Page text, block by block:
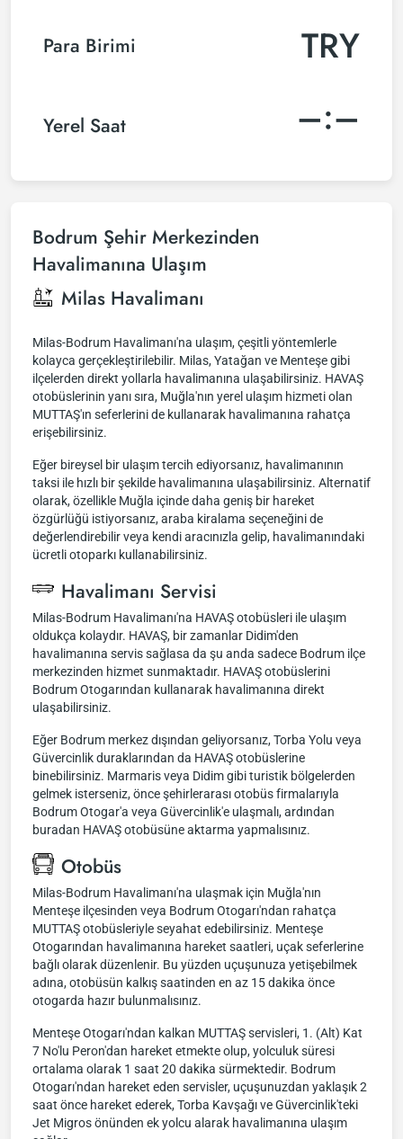
Para Birimi TRY
Yerel Saat –:–
Bodrum Şehir Merkezinden
Havalimanına Ulaşım
Milas Havalimanı
Milas-Bodrum Havalimanı'na ulaşım, çeşitli yöntemlerle
kolayca gerçekleştirilebilir. Milas, Yatağan ve Menteşe gibi
ilçelerden direkt yollarla havalimanına ulaşabilirsiniz. HAVAŞ
otobüslerinin yanı sıra, Muğla'nın yerel ulaşım hizmeti olan
MUTTAŞ'ın seferlerini de kullanarak havalimanına rahatça
erişebilirsiniz.
Eğer bireysel bir ulaşım tercih ediyorsanız, havalimanının
taksi ile hızlı bir şekilde havalimanına ulaşabilirsiniz. Alternatif
olarak, özellikle Muğla içinde daha geniş bir hareket
özgürlüğü istiyorsanız, araba kiralama seçeneğini de
değerlendirebilir veya kendi aracınızla gelip, havalimanındaki
ücretli otoparkı kullanabilirsiniz.
Havalimanı Servisi
Milas-Bodrum Havalimanı'na HAVAŞ otobüsleri ile ulaşım
oldukça kolaydır. HAVAŞ, bir zamanlar Didim'den
havalimanına servis sağlasa da şu anda sadece Bodrum ilçe
merkezinden hizmet sunmaktadır. HAVAŞ otobüslerini
Bodrum Otogarından kullanarak havalimanına direkt
ulaşabilirsiniz.
Eğer Bodrum merkez dışından geliyorsanız, Torba Yolu veya
Güvercinlik duraklarından da HAVAŞ otobüslerine
binebilirsiniz. Marmaris veya Didim gibi turistik bölgelerden
gelmek isterseniz, önce şehirlerarası otobüs firmalarıyla
Bodrum Otogar'a veya Güvercinlik'e ulaşmalı, ardından
buradan HAVAŞ otobüsüne aktarma yapmalısınız.
Otobüs
Milas-Bodrum Havalimanı'na ulaşmak için Muğla'nın
Menteşe ilçesinden veya Bodrum Otogarı'ndan rahatça
MUTTAŞ otobüsleriyle seyahat edebilirsiniz. Menteşe
Otogarından havalimanına hareket saatleri, uçak seferlerine
bağlı olarak düzenlenir. Bu yüzden uçuşunuza yetişebilmek
adına, otobüsün kalkış saatinden en az 15 dakika önce
otogarda hazır bulunmalısınız.
Menteşe Otogarı'ndan kalkan MUTTAŞ servisleri, 1. (Alt) Kat
7 No'lu Peron'dan hareket etmekte olup, yolculuk süresi
ortalama olarak 1 saat 20 dakika sürmektedir. Bodrum
Otogarı'ndan hareket eden servisler, uçuşunuzdan yaklaşık 2
saat önce hareket ederek, Torba Kavşağı ve Güvercinlik'teki
Jet Migros önünden ek yolcu alarak havalimanına ulaşım